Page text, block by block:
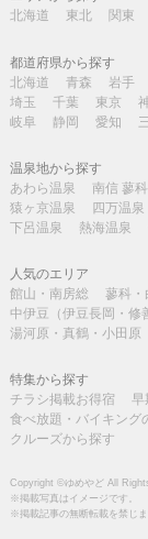
北海道
東北 関東
都道府県から探す
北海道
青森 岩手
埼玉
千葉 東京
岐阜
静岡 愛知
温泉地から探す
あわら温泉
南信 蓼
猿ヶ京温泉
四万温泉
下呂温泉
熱海温泉
人気のエリア
館山・南房総
蓼科・
中伊豆（伊豆長岡・修
湯河原・真鶴・小田原
特集から探す
チラシ掲載お得宿
早
食べ放題・バイキング
クルーズから探す
Copyright ©ゆめやど All
※掲載写真はイメージです。
※掲載記事の無断転載を禁じま